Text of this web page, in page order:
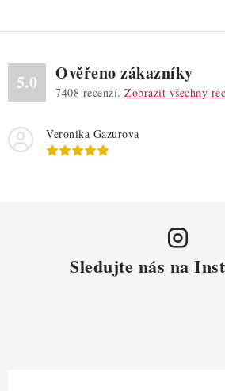
v
ý
i
s
u
5.0 Ověřeno zákazníky
7408 recenzí. Zobrazit všechny
Veronika Gazurova
Sledujte nás na